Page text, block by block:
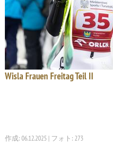
Wisla Frauen Freitag Teil II
作成: 06.12.2025 | フォト: 273